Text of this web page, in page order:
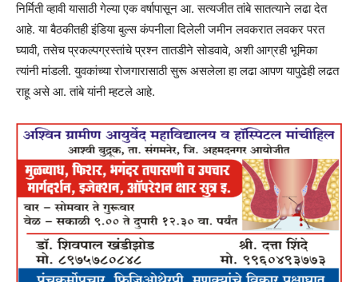
निर्मिती व्हावी यासाठी गेल्या एक वर्षापासून आ. सत्यजीत तांबे सातत्याने लढा देत
आहे. या बैठकीतही इंडिया बुल्स कंपनीला दिलेली जमीन लवकरात लवकर परत
घ्यावी, तसेच प्रकल्पग्रस्तांचे प्रश्‍न तातडीने सोडवावे, अशी आग्रही भूमिका
त्यांनी मांडली. युवकांच्या रोजगारासाठी सुरू असलेला हा लढा आपण यापुढेही लढत
राहू असे आ. तांबे यांनी म्हटले आहे.